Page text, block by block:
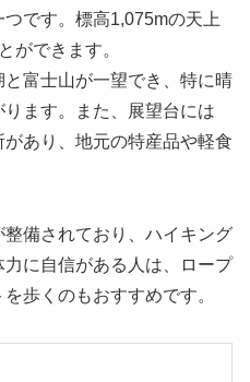
です。標高1,075mの天上
ができます。
富士山が一望でき、特に晴
ます。また、展望台には
があり、地元の特産品や軽食
備されており、ハイキング
に自信がある人は、ロープ
歩くのもおすすめです。